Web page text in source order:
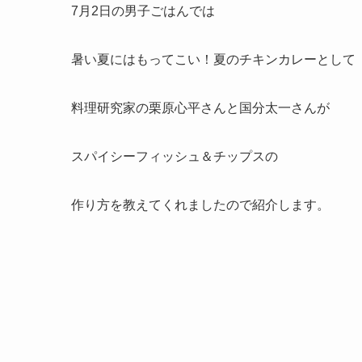
7月2日の男子ごはんでは
暑い夏にはもってこい！夏のチキンカレーとして
料理研究家の栗原心平さんと国分太一さんが
スパイシーフィッシュ＆チップスの
作り方を教えてくれましたので紹介します。